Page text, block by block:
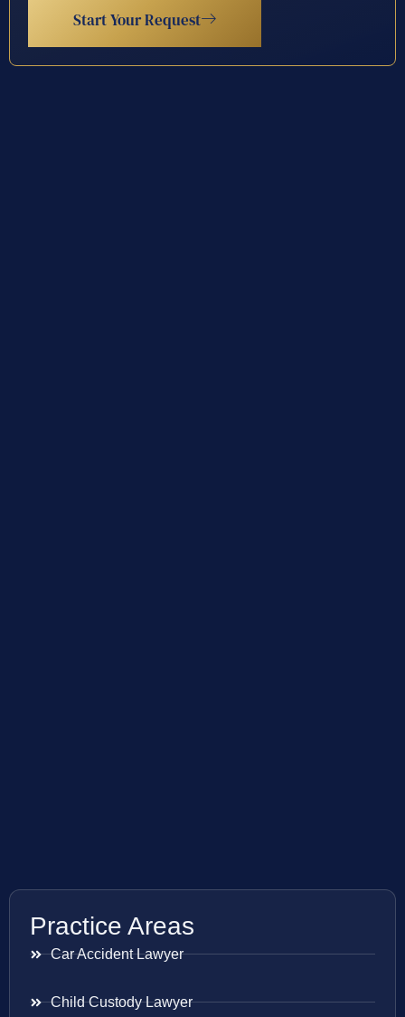
Start Your Request
Practice Areas
Car Accident Lawyer
Child Custody Lawyer